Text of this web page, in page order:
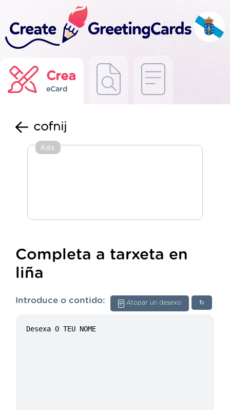
Crea
eCard
cofnij
Ads
Completa a tarxeta en
liña
↻
Atopar un desexo
Introduce o contido: